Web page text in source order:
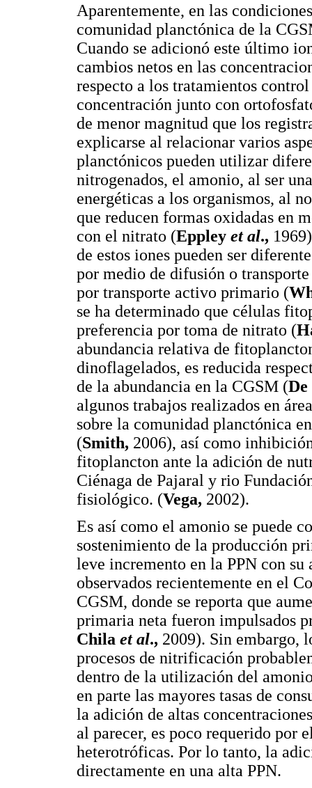
Aparentemente, en las
comunidad planctónica de la
Cuando se adicionó este último
cambios netos en las
respecto a los tratamientos
concentración junto con
de menor magnitud que los
explicarse al relacionar varios
planctónicos pueden utilizar
nitrogenados, el amonio, al ser
energéticas a los organismos, al
que reducen formas oxidadas en
con el nitrato (Eppley et al.,
de estos iones pueden ser
por medio de difusión o
por transporte activo primario (
se ha determinado que células
preferencia por toma de nitrato (
abundancia relativa de
dinoflagelados, es reducida
de la abundancia en la CGSM (
algunos trabajos realizados en
sobre la comunidad planctónica
(Smith, 2006), así como
fitoplancton ante la adición de
Ciénaga de Pajaral y rio
fisiológico. (Vega, 2002).
Es así como el amonio se puede
sostenimiento de la producción
leve incremento en la PPN con
observados recientemente en el
CGSM, donde se reporta que
primaria neta fueron impulsados
Chila et al., 2009). Sin embargo,
procesos de nitrificación
dentro de la utilización del
en parte las mayores tasas de
la adición de altas
al parecer, es poco requerido por
heterotróficas. Por lo tanto, la
directamente en una alta PPN.